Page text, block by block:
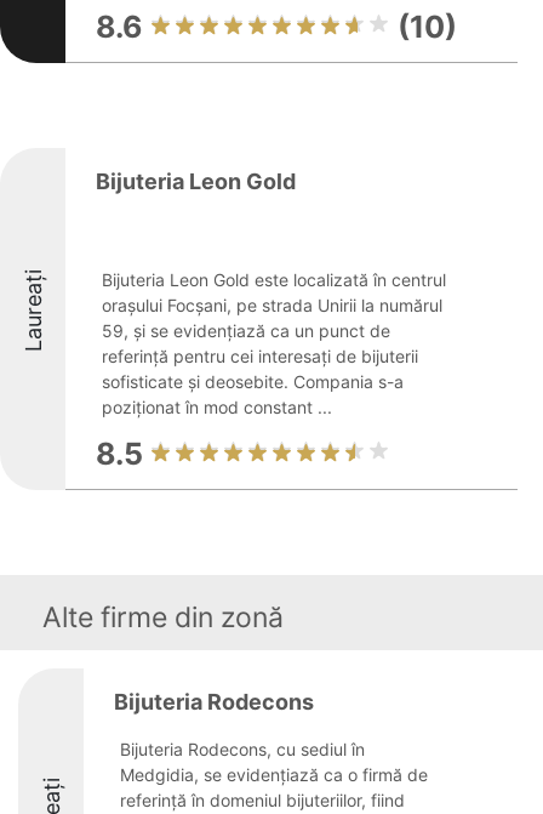
8.6 (10)
Laureați
Bijuteria Leon Gold
Bijuteria Leon Gold este localizată în centrul
orașului Focșani, pe strada Unirii la numărul
59, și se evidențiază ca un punct de
referință pentru cei interesați de bijuterii
sofisticate și deosebite. Compania s-a
poziționat în mod constant ...
8.5
Alte firme din zonă
Bijuteria Rodecons
Bijuteria Rodecons, cu sediul în
Medgidia, se evidențiază ca o firmă de
referință în domeniul bijuteriilor, fiind